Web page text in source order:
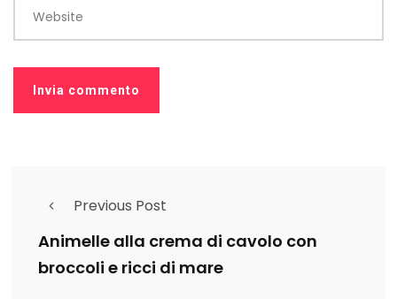
Website
Previous Post
Animelle alla crema di cavolo con
broccoli e ricci di mare